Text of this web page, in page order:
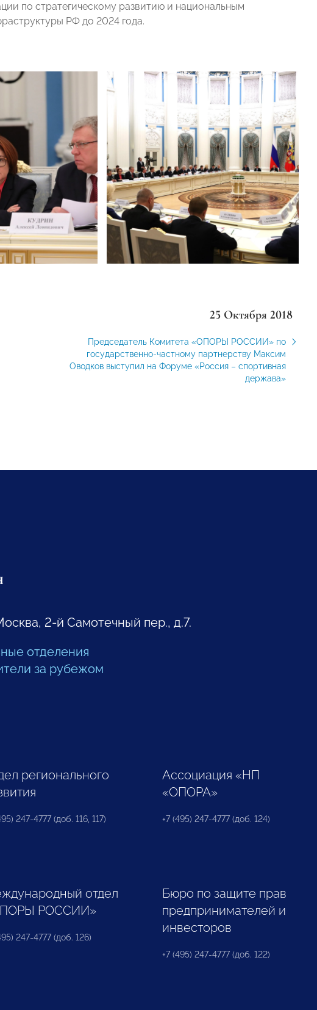
по стратегическому развитию и национальным
РФ до 2024 года.
25 Октября 2018
Председатель Комитета «ОПОРЫ РОССИИ» по
государственно-частному партнерству Максим
Оводков выступил на Форуме «Россия – спортивная
держава»
2-й Самотечный пер., д.7.
отделения
за рубежом
регионального
247-4777 (доб. 116, 117)
Ассоциация «НП
«ОПОРА»
+7 (495) 247-4777 (доб. 124)
отдел
РОССИИ»
247-4777 (доб. 126)
Бюро по защите прав
предпринимателей и
инвесторов
+7 (495) 247-4777 (доб. 122)